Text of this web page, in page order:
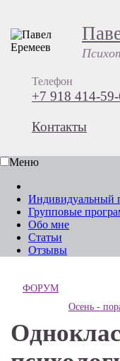
Телефон
+7 918 414-
Контакты
Меню
Индивидуальный
Групповые
Обо мне
Статьи
Отзывы
ФОРУМ
Осень -